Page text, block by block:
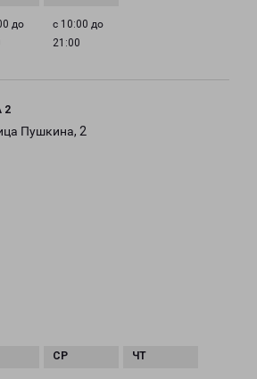
до
с 10:00 до
21:00
2
Пушкина, 2